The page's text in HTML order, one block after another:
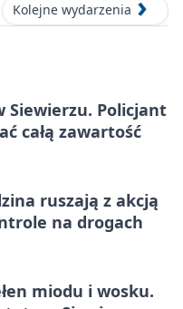
Kolejne wydarzenia
Siewierzu. Policjant
całą zawartość
ruszają z akcją
na drogach
miodu i wosku.